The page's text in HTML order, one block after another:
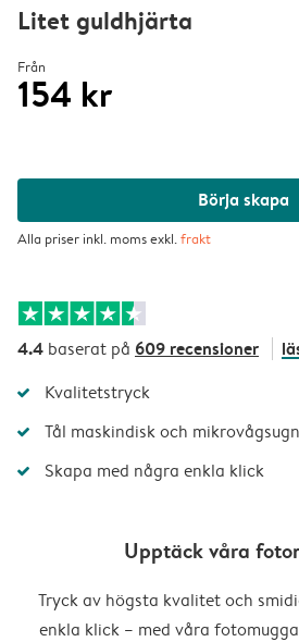
Litet guldhjärta
Från
154 kr
Börja skapa
Alla priser inkl. moms exkl.frakt
4.4 baserat på 609 recensioner
Kvalitetstryck
Tål maskindisk och mikrovågsugn
Skapa med några enkla klick
Upptäck våra
Tryck av högsta kvalitet och
enkla klick – med våra